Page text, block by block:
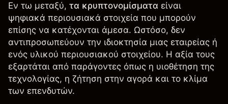
Εν τω μεταξύ, τα κρυπτονομίσματα είναι
ψηφιακά περιουσιακά στοιχεία που μπορούν
επίσης να κατέχονται άμεσα. Ωστόσο, δεν
αντιπροσωπεύουν την ιδιοκτησία μιας εταιρείας ή
ενός υλικού περιουσιακού στοιχείου. Η αξία τους
εξαρτάται από παράγοντες όπως η υιοθέτηση της
τεχνολογίας, η ζήτηση στην αγορά και το κλίμα
των επενδυτών.